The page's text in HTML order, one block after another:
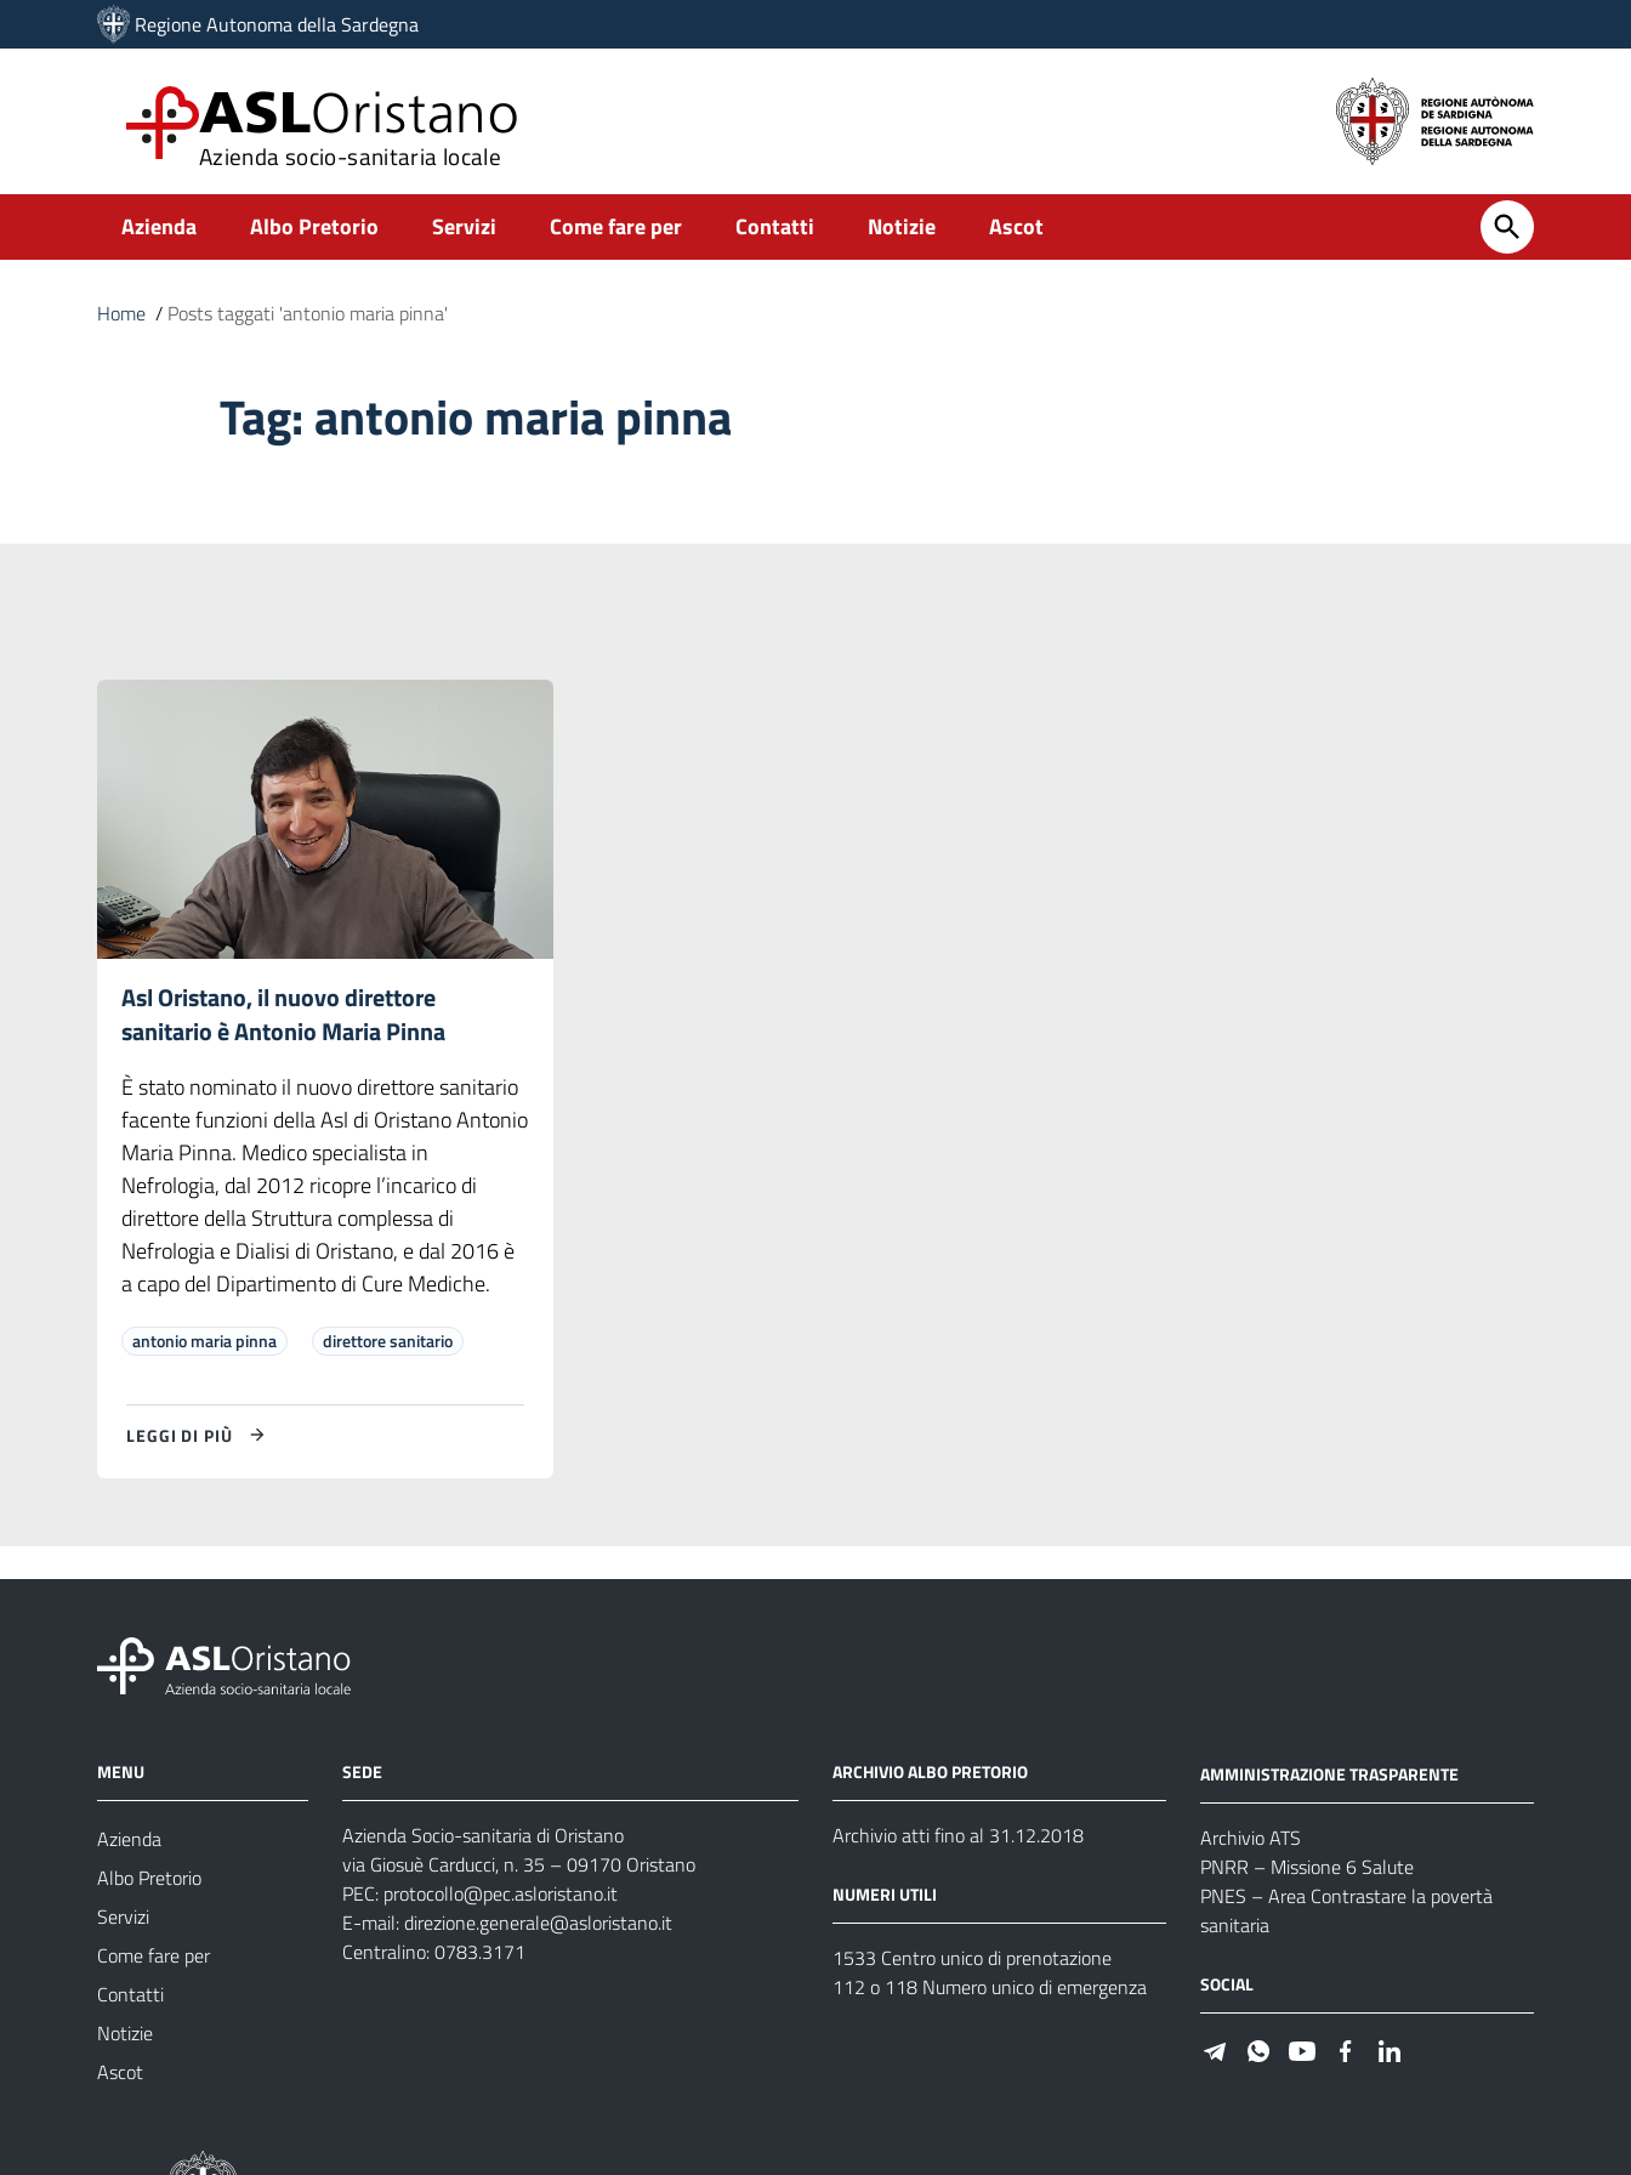
Vai ai contenuti
Vai al menu di navigazione
Regione Autonoma della Sardegna
ASLOristano
Azienda socio-sanitaria locale
Submenu
Azienda Albo Pretorio Servizi Come fare per Contatti Notizie Ascot
Home / Posts taggati 'antonio maria pinna'
Tag:antonio maria pinna
Asl Oristano, il nuovo direttore
sanitario è Antonio Maria Pinna
È stato nominato il nuovo direttore sanitario
facente funzioni della Asl di Oristano Antonio
Maria Pinna. Medico specialista in
Nefrologia, dal 2012 ricopre l’incarico di
direttore della Struttura complessa di
Nefrologia e Dialisi di Oristano, e dal 2016 è
a capo del Dipartimento di Cure Mediche.
antonio maria pinna direttore sanitario
LEGGI DI PIÙ
MENU
Azienda
Albo Pretorio
Servizi
Come fare per
Contatti
Notizie
Ascot
SEDE
Azienda Socio-sanitaria di Oristano
via Giosuè Carducci, n. 35 – 09170 Oristano
PEC: protocollo@pec.asloristano.it
E-mail:direzione.generale@asloristano.it
Centralino: 0783.3171
ARCHIVIO ALBO PRETORIO
Archivio atti fino al 31.12.2018
NUMERI UTILI
1533 Centro unico di prenotazione
112 o 118 Numero unico di emergenza
AMMINISTRAZIONE TRASPARENTE
Archivio ATS
PNRR – Missione 6 Salute
PNES – Area Contrastare la povertà
sanitaria
SOCIAL